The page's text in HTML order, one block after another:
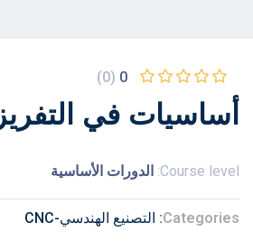
0
(0)
أساسيات في التفريز
Course level: الدورات الأساسية
Categories التصنيع الهندسي-CNC